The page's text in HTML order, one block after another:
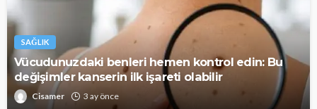
SAĞLIK
Vücudunuzdaki benleri hemen kontrol edin: Bu
değişimler kanserin ilk işareti olabilir
Cisamer 3 ay önce